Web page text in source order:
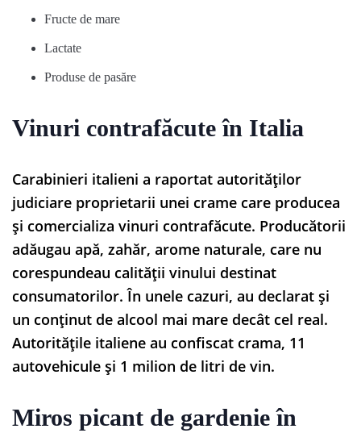
Fructe de mare
Lactate
Produse de pasăre
Vinuri contrafăcute în Italia
Carabinieri italieni a raportat autorităților
judiciare proprietarii unei crame care producea
și comercializa vinuri contrafăcute. Producătorii
adăugau apă, zahăr, arome naturale, care nu
corespundeau calității vinului destinat
consumatorilor. În unele cazuri, au declarat și
un conținut de alcool mai mare decât cel real.
Autoritățile italiene au confiscat crama, 11
autovehicule și 1 milion de litri de vin.
Miros picant de gardenie în